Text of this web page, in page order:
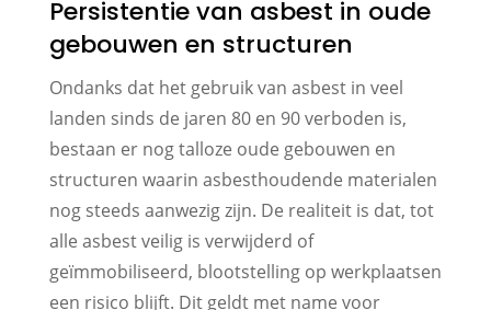
Persistentie van asbest in oude
gebouwen en structuren
Ondanks dat het gebruik van asbest in veel
landen sinds de jaren 80 en 90 verboden is,
bestaan er nog talloze oude gebouwen en
structuren waarin asbesthoudende materialen
nog steeds aanwezig zijn. De realiteit is dat, tot
alle asbest veilig is verwijderd of
geïmmobiliseerd, blootstelling op werkplaatsen
een risico blijft. Dit geldt met name voor